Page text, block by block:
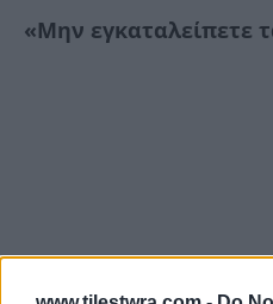
«Μην εγκαταλείπετε